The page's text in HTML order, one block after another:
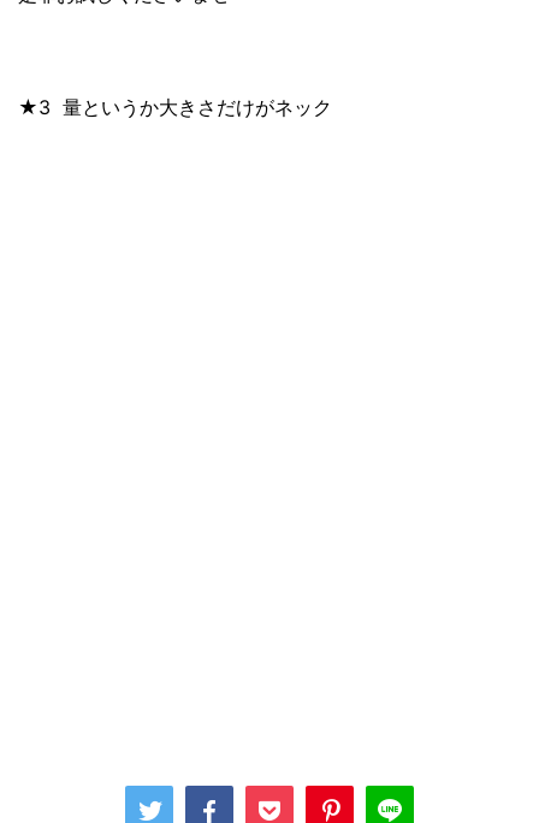
★3 量というか大きさだけがネック